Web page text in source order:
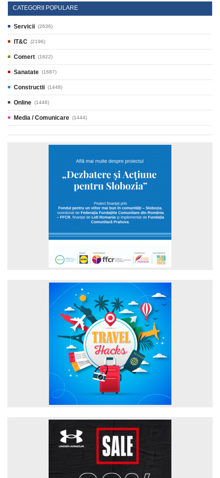
CATEGORII POPULARE
Servicii (2636)
IT&C (2196)
Comert (1822)
Sanatate (1687)
Constructii (1448)
Online (1446)
Media / Comunicare (1444)